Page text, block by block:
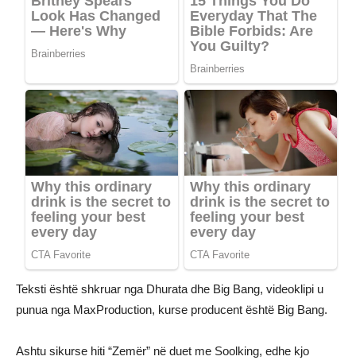
Teksti është shkruar nga Dhurata dhe Big Bang, videoklipi u
punua nga MaxProduction, kurse producent është Big Bang.
Ashtu sikurse hiti “Zemër” në duet me Soolking, edhe kjo